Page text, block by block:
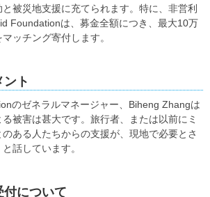
被災地支援に充てられます。特に、非営利
Foundationは、募金全額につき、最大10万
ッチング寄付します。
ント
のゼネラルマネージャー、Biheng Zhangは
る被害は甚大です。旅行者、または以前にミ
ある人たちからの支援が、現地で必要とさ
話しています。
付について